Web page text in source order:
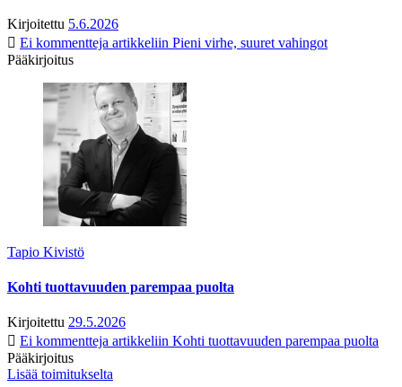
Kirjoitettu 5.6.2026
Ei kommentteja artikkeliin Pieni virhe, suuret vahingot
Pääkirjoitus
Tapio Kivistö
Kohti tuottavuuden parempaa puolta
Kirjoitettu 29.5.2026
Ei kommentteja artikkeliin Kohti tuottavuuden parempaa puolta
Pääkirjoitus
Lisää toimitukselta